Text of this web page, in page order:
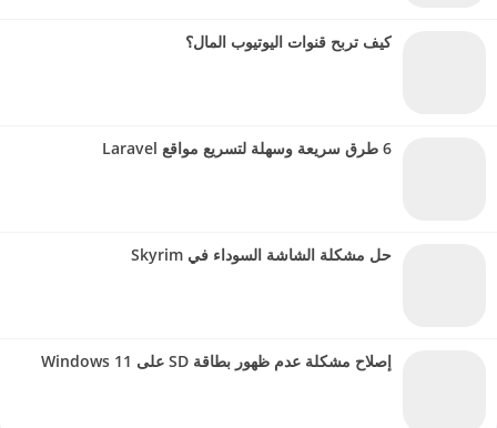
كيف تربح قنوات اليوتيوب المال؟
6 طرق سريعة وسهلة لتسريع مواقع Laravel
حل مشكلة الشاشة السوداء في Skyrim
إصلاح مشكلة عدم ظهور بطاقة SD على Windows 11